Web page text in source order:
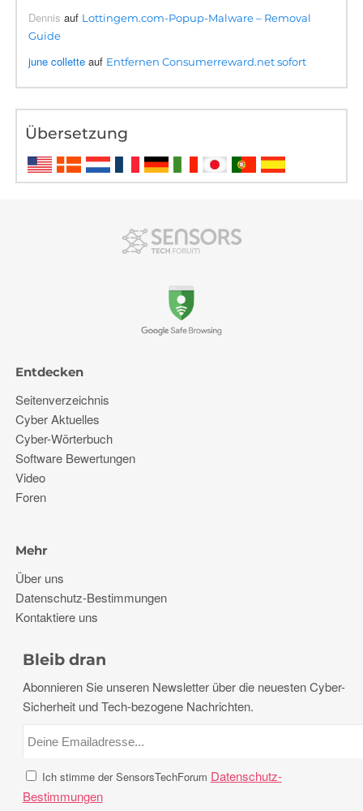
Dennis auf Lottingem.com-Popup-Malware – Removal
Guide
june collette auf Entfernen Consumerreward.net sofort
Übersetzung
Entdecken
Seitenverzeichnis
Cyber ​​Aktuelles
Cyber-Wörterbuch
Software Bewertungen
Video
Foren
Mehr
Über uns
Datenschutz-Bestimmungen
Kontaktiere uns
Bleib dran
Abonnieren Sie unseren Newsletter über die neuesten Cyber-
Sicherheit und Tech-bezogene Nachrichten.
Ich stimme der SensorsTechForum Datenschutz-
Bestimmungen